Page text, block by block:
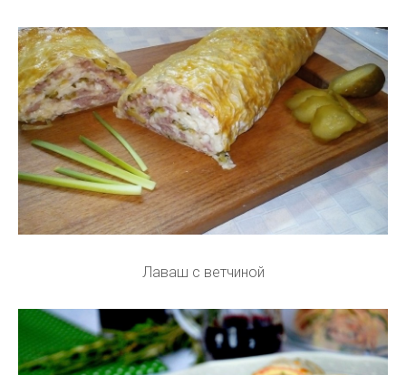
Лаваш с ветчиной